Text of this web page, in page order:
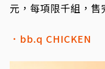
元，每項限千組，售
．bb.q CHICKEN